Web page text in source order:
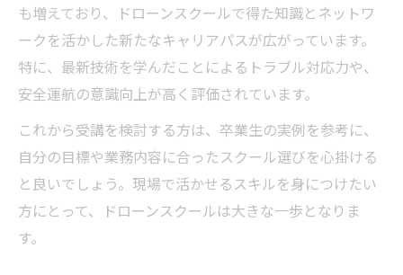
も増えており、ドローンスクールで得た知識とネットワ
ークを活かした新たなキャリアパスが広がっています。
特に、最新技術を学んだことによるトラブル対応力や、
安全運航の意識向上が高く評価されています。
これから受講を検討する方は、卒業生の実例を参考に、
自分の目標や業務内容に合ったスクール選びを心掛ける
と良いでしょう。現場で活かせるスキルを身につけたい
方にとって、ドローンスクールは大きな一歩となりま
す。